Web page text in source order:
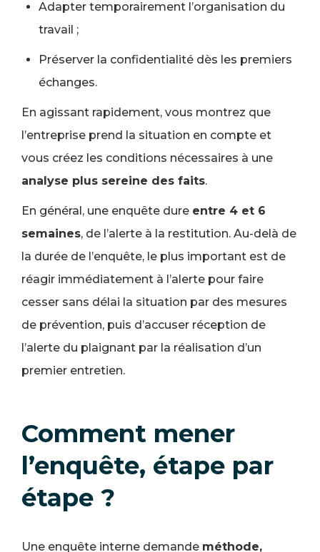
Adapter temporairement l’organisation du
travail ;
Préserver la confidentialité dès les premiers
échanges.
En agissant rapidement, vous montrez que
l’entreprise prend la situation en compte et
vous créez les conditions nécessaires à une
analyse plus sereine des faits.
En général, une enquête dure entre 4 et 6
semaines, de l’alerte à la restitution. Au-delà de
la durée de l’enquête, le plus important est de
réagir immédiatement à l’alerte pour faire
cesser sans délai la situation par des mesures
de prévention, puis d’accuser réception de
l’alerte du plaignant par la réalisation d’un
premier entretien.
Comment mener
l’enquête, étape par
étape ?
Une enquête interne demande méthode,